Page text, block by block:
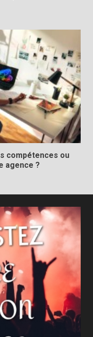
compétences ou
agence ?